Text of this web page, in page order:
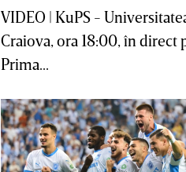
VIDEO | KuPS -
Craiova, ora 18:00, în direct
Prima...